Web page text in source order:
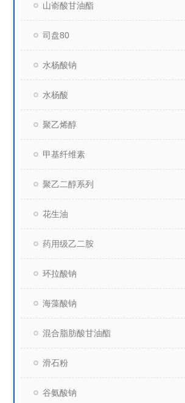
山嵛酸甘油酯
司盘80
水杨酸钠
水杨酸
聚乙烯醇
甲基纤维素
聚乙二醇系列
花生油
药用级乙二胺
环拉酸钠
海藻酸钠
混合脂肪酸甘油酯
滑石粉
谷氨酸钠